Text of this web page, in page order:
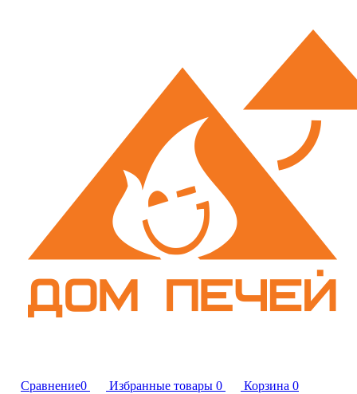
Сравнение0 Избранные товары 0 Корзина 0